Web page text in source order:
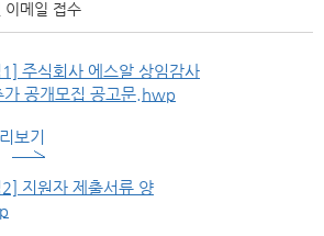
이메일 접수
1] 주식회사 에스알 상임감사
가 공개모집 공고문.hwp
보기
2] 지원자 제출서류 양